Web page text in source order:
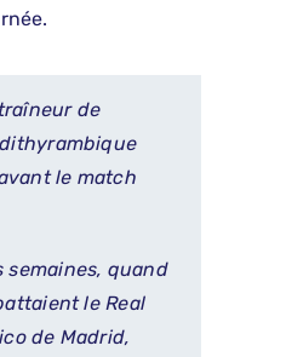
de
le match
semaines, quand
le Real
de Madrid,